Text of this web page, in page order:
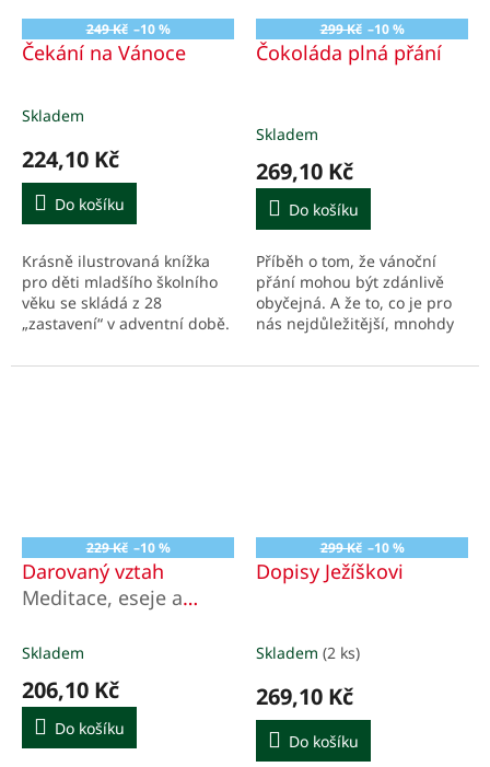
249 Kč –10 %
Čekání na Vánoce
Průměrné
produktu
je
5,0
z
hvězdiček.
Skladem
224,10 Kč
Do košíku
Krásně ilustrovaná knížka
pro děti mladšího školního
věku se skládá z 28
„zastavení“ v adventní době.
299 Kč –10 %
Čokoláda plná přání
Skladem
269,10 Kč
Do košíku
Příběh o tom, že vánoční
přání mohou být zdánlivě
obyčejná. A že to, co je pro
nás nejdůležitější, mnohdy
a každý den vedle sebe. Jen
229 Kč –10 %
Darovaný vztah
Meditace, eseje a
Vánocích
Skladem
206,10 Kč
Do košíku
299 Kč –10 %
Dopisy Ježíškovi
Skladem (2 ks)
269,10 Kč
Do košíku